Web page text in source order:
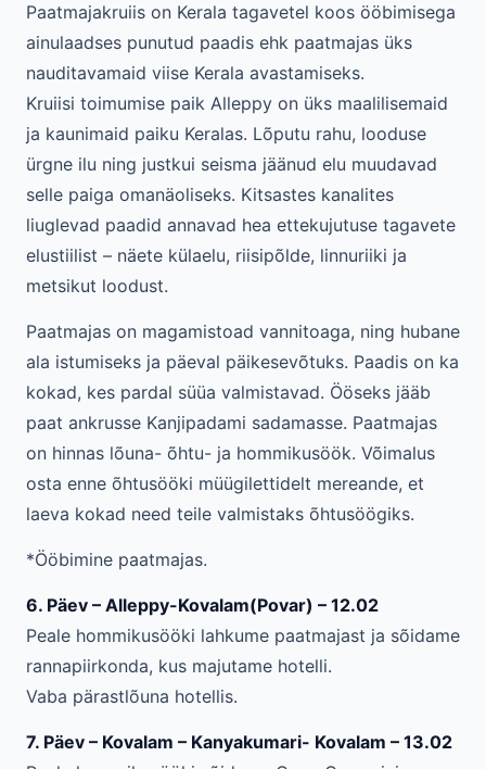
Paatmajakruiis on Kerala tagavetel koos ööbimisega
ainulaadses punutud paadis ehk paatmajas üks
nauditavamaid viise Kerala avastamiseks.
Kruiisi toimumise paik Alleppy on üks maalilisemaid
ja kaunimaid paiku Keralas. Lõputu rahu, looduse
ürgne ilu ning justkui seisma jäänud elu muudavad
selle paiga omanäoliseks. Kitsastes kanalites
liuglevad paadid annavad hea ettekujutuse tagavete
elustiilist – näete külaelu, riisipõlde, linnuriiki ja
metsikut loodust.
Paatmajas on magamistoad vannitoaga, ning hubane
ala istumiseks ja päeval päikesevõtuks. Paadis on ka
kokad, kes pardal süüa valmistavad. Ööseks jääb
paat ankrusse Kanjipadami sadamasse. Paatmajas
on hinnas lõuna- õhtu- ja hommikusöök. Võimalus
osta enne õhtusööki müügilettidelt mereande, et
laeva kokad need teile valmistaks õhtusöögiks.
*Ööbimine paatmajas.
6. Päev – Alleppy-Kovalam(Povar) – 12.02
Peale hommikusööki lahkume paatmajast ja sõidame
rannapiirkonda, kus majutame hotelli.
Vaba pärastlõuna hotellis.
7. Päev – Kovalam – Kanyakumari- Kovalam – 13.02